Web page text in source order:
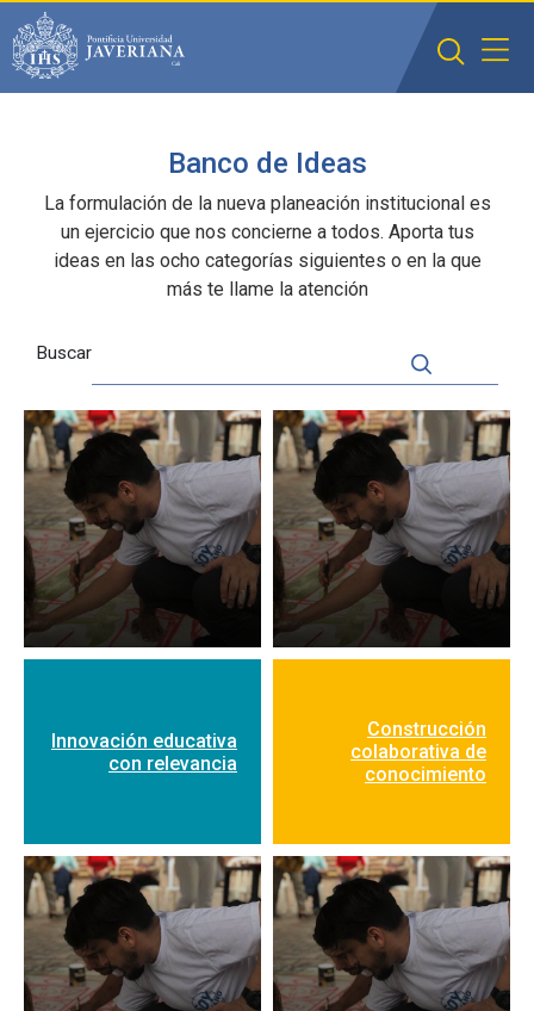
Banco de Ideas
La formulación de la nueva planeación institucional es
un ejercicio que nos concierne a todos. Aporta tus
ideas en las ocho categorías siguientes o en la que
más te llame la atención
Buscar
Innovación educativa
con relevancia
Construcción
colaborativa de
conocimiento